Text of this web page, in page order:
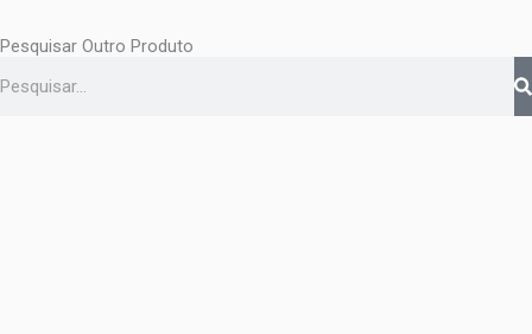
Pesquisar Outro Produto